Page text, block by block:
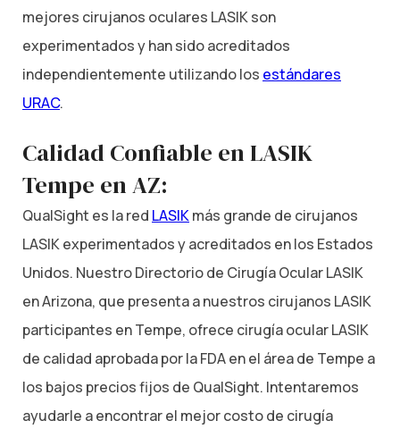
mejores cirujanos oculares LASIK son
experimentados y han sido acreditados
independientemente utilizando los estándares
URAC.
Calidad Confiable en LASIK
Tempe en AZ:
QualSight es la red LASIKmás grande de cirujanos
LASIK experimentados y acreditados en los Estados
Unidos. Nuestro Directorio de Cirugía Ocular LASIK
en Arizona, que presenta a nuestros cirujanos LASIK
participantes en Tempe, ofrece cirugía ocular LASIK
de calidad aprobada por la FDA en el área de Tempe a
los bajos precios fijos de QualSight. Intentaremos
ayudarle a encontrar el mejor costo de cirugía